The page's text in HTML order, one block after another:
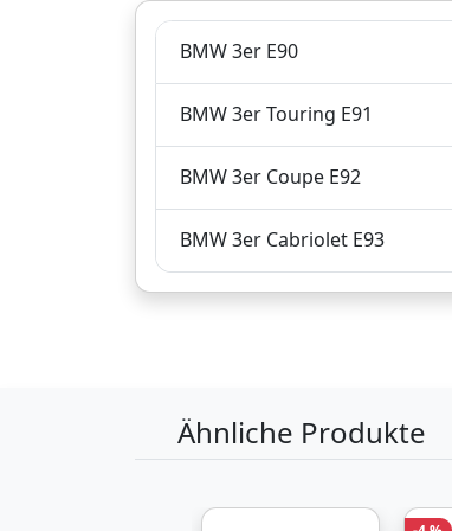
BMW 3er E90
BMW 3er Touring E91
BMW 3er Coupe E92
BMW 3er Cabriolet E93
Ähnliche Produkte